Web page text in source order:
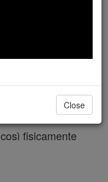
amico Gaio, che
sta andando
fisicamente
Close